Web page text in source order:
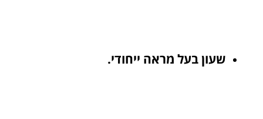
שעון בעל מראה ייחודי.